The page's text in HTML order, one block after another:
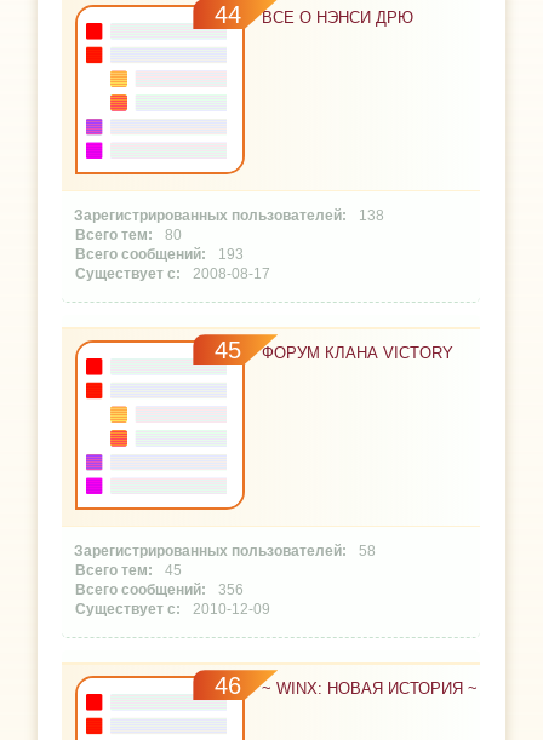
44 ВСЕ О НЭНСИ ДРЮ
138
80
193
2008-08-17
45 ФОРУМ КЛАНА VICTORY
58
45
356
2010-12-09
46 ~ WINX: НОВАЯ ИСТОРИЯ ~